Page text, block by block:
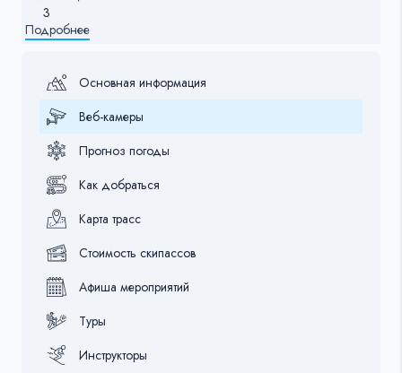
3
Подробнее
Основная информация
Веб-камеры
Прогноз погоды
Как добраться
Карта трасс
Стоимость скипассов
Афиша мероприятий
Туры
Инструкторы